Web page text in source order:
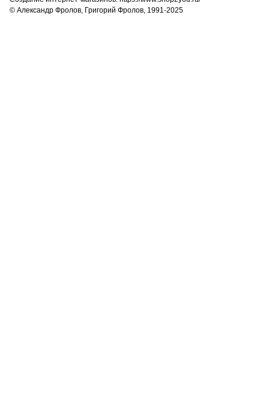
© Александр Фролов, Григорий Фролов, 1991-2025